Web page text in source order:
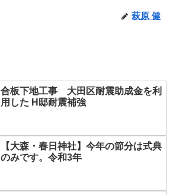
萩原 健
合板下地工事 大田区耐震助成金を利
用した H邸耐震補強
【大森・春日神社】今年の節分は式典
のみです。令和3年